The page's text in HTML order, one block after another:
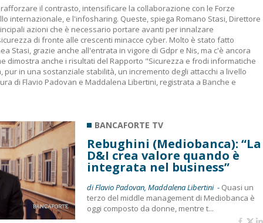
il contrasto, intensificare la collaborazione con le Forze
internazionale, e l'infosharing. Queste, spiega Romano Stasi, Direttore
azioni che è necessario portare avanti per innalzare
di fronte alle crescenti minacce cyber. Molto è stato fatto
Stasi, grazie anche all'entrata in vigore di Gdpr e Nis, ma c'è ancora
dimostra anche i risultati del Rapporto "Sicurezza e frodi informatiche
pur in una sostanziale stabilità, un incremento degli attacchi a livello
di Flavio Padovan e Maddalena Libertini, registrata a Banche e
BANCAFORTE TV
Rebughini (Mediobanca): “La
D&I crea valore quando è
integrata nel business”
di Flavio Padovan, Maddalena Libertini - Quasi un
terzo del middle management di Mediobanca è
oggi composto da donne, mentre t...